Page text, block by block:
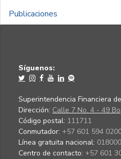
Publicaciones
Síguenos:
Superintendencia Financiera
Dirección: Calle 7 No. 4 - 49
Código postal: 111711
Conmutador: +57 601 594
Línea gratuita nacional:
Centro de contacto: +57 601